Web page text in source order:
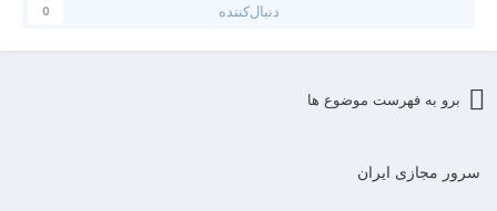
دنبال‌کننده 0
برو به فهرست موضوع ها
سرور مجازی ایران